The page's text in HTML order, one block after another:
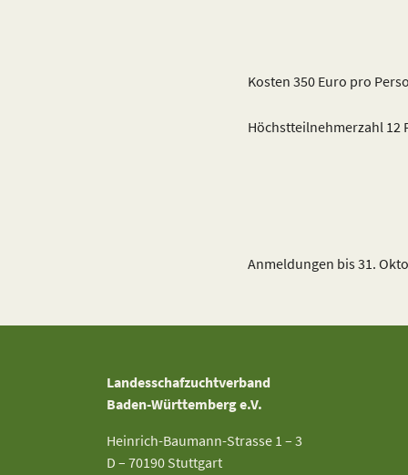
Kosten 350 Euro pro
Höchstteilnehmerzahl 12
Anmeldungen bis 31.
Landesschafzuchtverband
Baden-Württemberg e.V.
Heinrich-Baumann-Strasse 1 – 3
D – 70190 Stuttgart